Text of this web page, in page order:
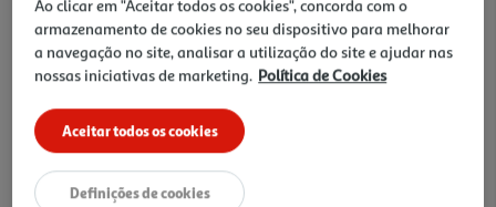
-11%
Price reduced from
7,78 €to
6,94 €
Promoção:
Ao clicar em "Aceitar todos os cookies", concorda com o
armazenamento de cookies no seu dispositivo para melhorar
a navegação no site, analisar a utilização do site e ajudar nas
nossas iniciativas de marketing. Política de Cookies
Aceitar todos os cookies
Definições de cookies